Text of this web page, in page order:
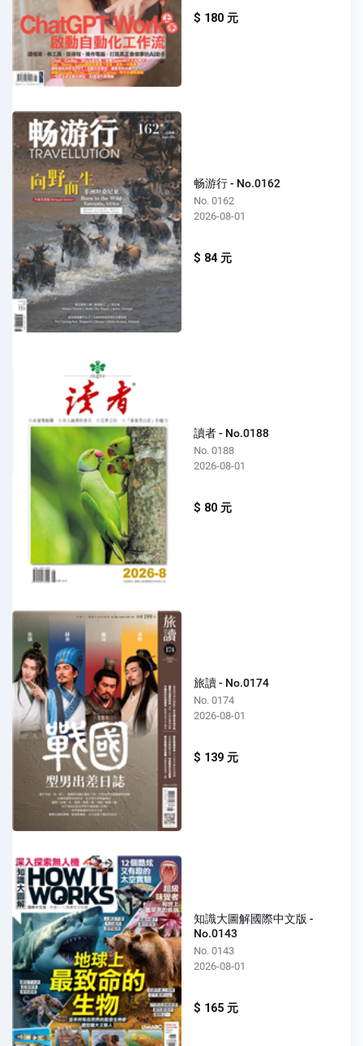
$ 180 元
畅游行 - No.0162
No. 0162
2026-08-01
$ 84 元
讀者 - No.0188
No. 0188
2026-08-01
$ 80 元
旅讀 - No.0174
No. 0174
2026-08-01
$ 139 元
知識大圖解國際中文版 -
No.0143
No. 0143
2026-08-01
$ 165 元